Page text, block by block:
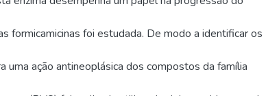
formicamicinas foi estudada. De modo a identificar os
uma ação antineoplásica dos compostos da família